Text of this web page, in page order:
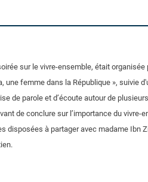
sur le vivre-ensemble, était
une femme dans la République », suivie
de parole et d’écoute autour de
de conclure sur l’importance du
disposées à partager avec madame Ibn